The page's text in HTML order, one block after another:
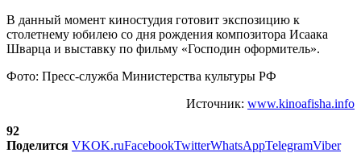
В данный момент киностудия готовит экспозицию к
столетнему юбилею со дня рождения композитора Исаака
Шварца и выставку по фильму «Господин оформитель».
Фото: Пресс-служба Министерства культуры РФ
Источник: www.kinoafisha.info
92
Поделится VKOK.ruFacebookTwitterWhatsAppTelegramViber